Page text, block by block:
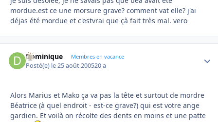
mordue.est ce une morsure grave? comment vat elle? j'ai
déjas été mordue et c'estvrai que çà fait très mal. vero
Dominique Membres en vacance
Posté(e) le 25 août 200520 a
Alors Marius et Mako ça va pas la tête et surtout de mordre
Béatrice (à quel endroit - est-ce grave?) qui est votre ange
gardien. Et voilà on récolte des dents en moins et une patte